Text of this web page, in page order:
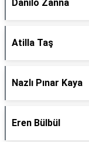
Danilo Zanna
Atilla Taş
Nazlı Pınar Kaya
Eren Bülbül